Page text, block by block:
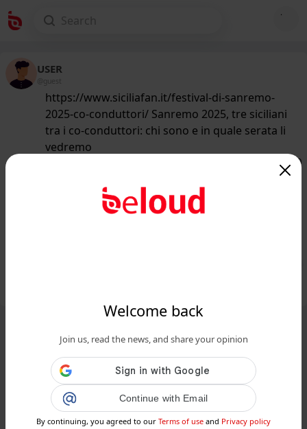
Welcome back
Join us, read the news, and share your opinion
Continue with Email
By continuing, you agreed to our Terms of use and Privacy policy
USER
@guest
https://www.siciliafan.it/festival-di-sanremo-
2025-co-conduttori/ Sanremo 2025, tre siciliani
tra i co-conduttori: chi sono e in quale serata li
vedremo
/50
Sanremo 2025, tre siciliani tra i co-
conduttori: ecco chi sono e in quale